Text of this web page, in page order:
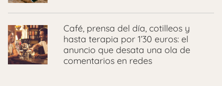
Café, prensa del día, cotilleos y
hasta terapia por 1’30 euros: el
anuncio que desata una ola de
comentarios en redes